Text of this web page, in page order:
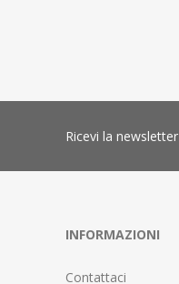
Ricevi la newsletter
INFORMAZIONI
Contattaci